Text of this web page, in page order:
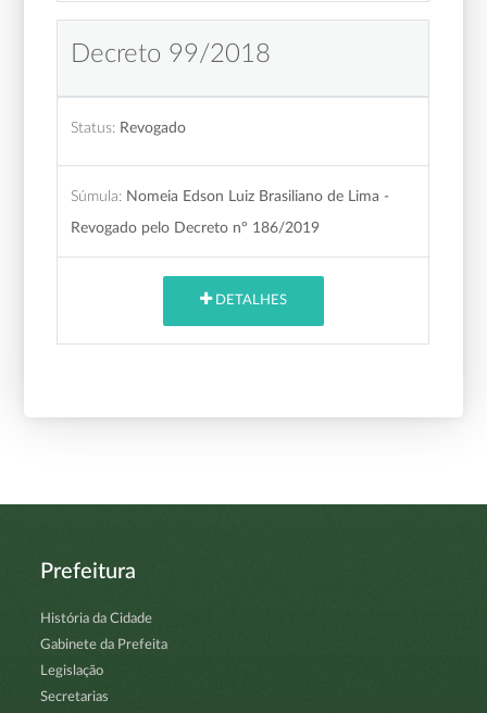
Decreto 99/2018
Status: Revogado
Súmula: Nomeia Edson Luiz Brasiliano de Lima -
Revogado pelo Decreto nº 186/2019
DETALHES
Prefeitura
História da Cidade
Gabinete da Prefeita
Legislação
Secretarias